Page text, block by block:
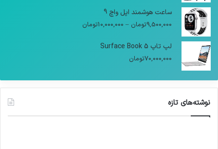
ساعت هوشمند اپل واچ 9
9,500,000تومان –
10,000,000تومان
لپ تاپ Surface Book 5
70,000,000تومان
نوشته‌های تازه